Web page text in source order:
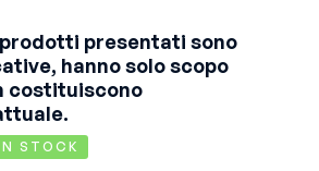
presentati sono
hanno solo scopo
costituiscono
STOCK